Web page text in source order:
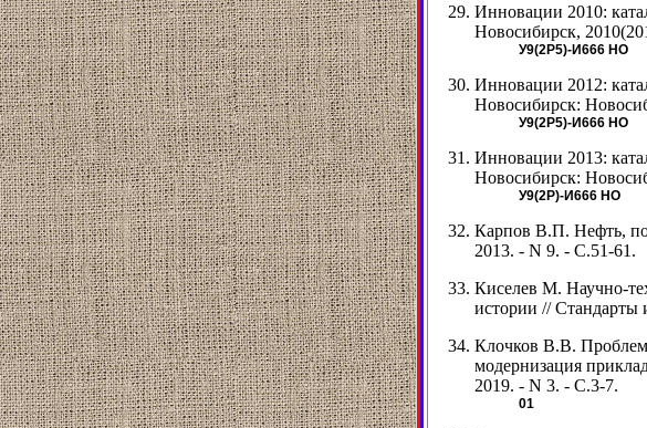
Инновации 2010:
Новосибирск,
У9(2Р5)-И666 НО
Инновации 2012:
Новосибирск:
У9(2Р5)-И666 НО
Инновации 2013:
Новосибирск:
У9(2Р)-И666 НО
Карпов В.П. Нефть,
2013. - N 9. - C.51-61.
Киселев М. Научно-
истории // Стандарты
Клочков В.В.
модернизация
2019. - N 3. - C.3-7.
01